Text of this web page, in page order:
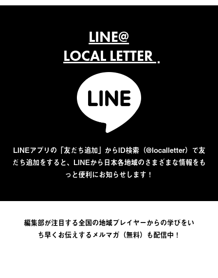
LINE@
LOCAL LETTER
LINEアプリの「友だち追加」からID検索（@localletter）で友
だち追加をすると、LINEから日本各地域のさまざまな情報をも
っと便利にお知らせします！
編集部が注目する全国の地域プレイヤーからの学びをい
ち早くお伝えするメルマガ（無料）も配信中！